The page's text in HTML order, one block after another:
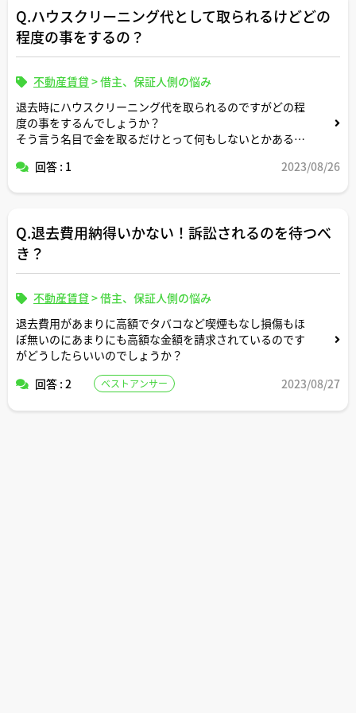
Q.ハウスクリーニング代として取られるけどどの
程度の事をするの？
不動産賃貸 >借主、保証人側の悩み
退去時にハウスクリーニング代を取られるのですがどの程
度の事をするんでしょうか？
そう言う名目で金を取るだけとって何もしないとかあるん
回答 : 1 2023/08/26
Q.退去費用納得いかない！訴訟されるのを待つべ
き？
不動産賃貸 >借主、保証人側の悩み
退去費用があまりに高額でタバコなど喫煙もなし損傷もほ
ぼ無いのにあまりにも高額な金額を請求されているのです
がどうしたらいいのでしょうか？
回答 : 2
ベストアンサー 2023/08/27